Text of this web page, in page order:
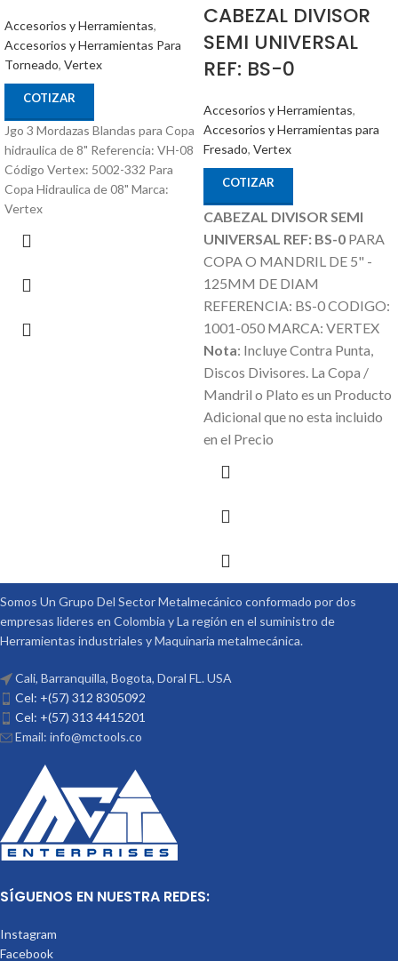
Accesorios y Herramientas,
Accesorios y Herramientas Para
Torneado, Vertex
COTIZAR
Jgo 3 Mordazas Blandas para Copa
hidraulica de 8" Referencia: VH-08
Código Vertex: 5002-332 Para
Copa Hidraulica de 08" Marca:
Vertex
CABEZAL DIVISOR
SEMI UNIVERSAL
REF: BS-0
Accesorios y Herramientas,
Accesorios y Herramientas para
Fresado, Vertex
COTIZAR
CABEZAL DIVISOR SEMI
UNIVERSAL REF: BS-0 PARA
COPA O MANDRIL DE 5" -
125MM DE DIAM
REFERENCIA: BS-0 CODIGO:
1001-050 MARCA: VERTEX
Nota: Incluye Contra Punta,
Discos Divisores. La Copa /
Mandril o Plato es un Producto
Adicional que no esta incluido
en el Precio
Somos Un Grupo Del Sector Metalmecánico conformado por dos
empresas lideres en Colombia y La región en el suministro de
Herramientas industriales y Maquinaria metalmecánica.
Cali, Barranquilla, Bogota, Doral FL. USA
Cel: +(57) 312 8305092
Cel: +(57) 313 4415201
Email: info@mctools.co
SÍGUENOS EN NUESTRA REDES:
Instagram
Facebook